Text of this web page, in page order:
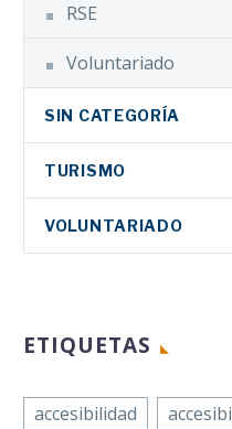
RSE
Voluntariado
SIN CATEGORÍA
TURISMO
VOLUNTARIADO
ETIQUETAS
accesibilidad